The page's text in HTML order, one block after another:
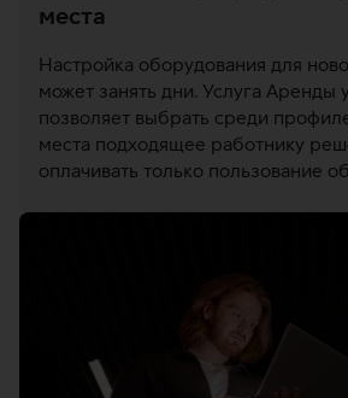
места
Настройка оборудования для
может занять дни. Услуга Аренды
позволяет выбрать среди
места подходящее работнику
оплачивать только пользование